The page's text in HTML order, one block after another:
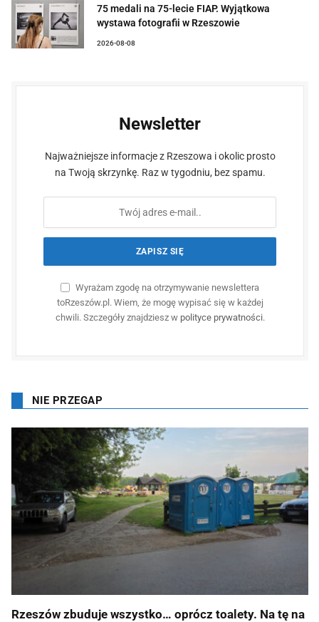
75 medali na 75-lecie FIAP. Wyjątkowa
wystawa fotografii w Rzeszowie
2026-08-08
Newsletter
Najważniejsze informacje z Rzeszowa i okolic prosto
na Twoją skrzynkę. Raz w tygodniu, bez spamu.
Wyrażam zgodę na otrzymywanie newslettera
toRzeszów.pl. Wiem, że mogę wypisać się w każdej
chwili. Szczegóły znajdziesz w polityce prywatności.
NIE PRZEGAP
Rzeszów zbuduje wszystko… oprócz toalety. Na tę na